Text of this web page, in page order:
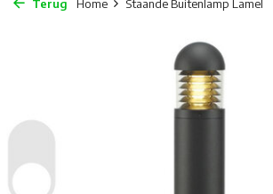
Terug Home Staande Buitenlamp Lamel